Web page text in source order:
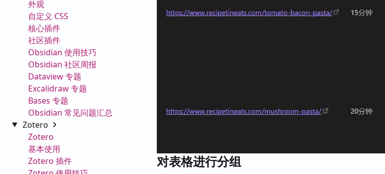
外观
自定义 CSS
核心插件
社区插件
Obsidian 使用技巧
Obsidian 社区周报
Dataview 专题
Excalidraw 专题
Bases 专题
Obsidian 常见问题汇总
Zotero
Zotero
基本使用
Zotero 插件
对表格进行分组